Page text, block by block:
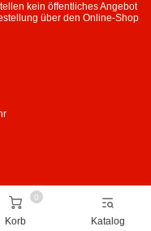
0
Korb Katalog
kein öffentliches Angebot
über den Online-Shop